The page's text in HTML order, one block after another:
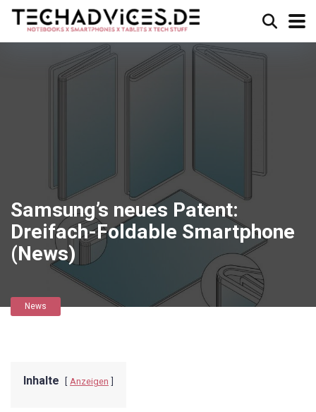
Samsung’s neues Patent:
Dreifach-Foldable Smartphone
(News)
News
Inhalte Anzeigen